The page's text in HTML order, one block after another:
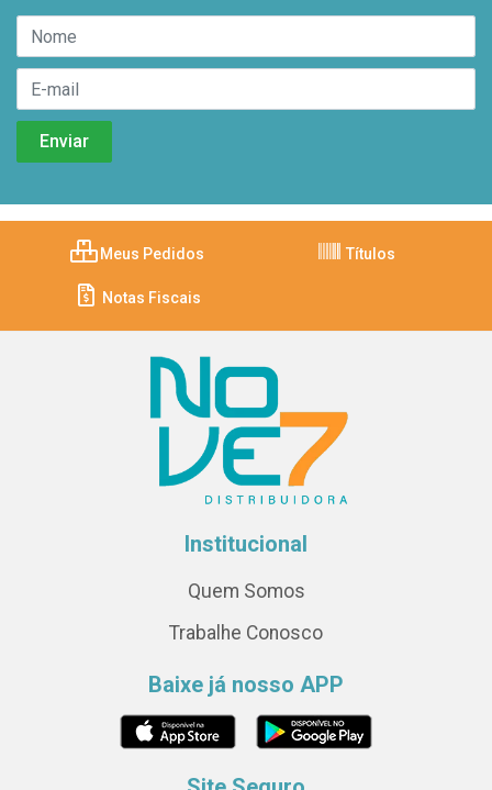
Meus Pedidos Títulos
Notas Fiscais
Institucional
Quem Somos
Trabalhe Conosco
Baixe já nosso APP